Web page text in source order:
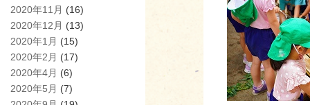
2020年11月 (16)
2020年12月 (13)
2020年1月 (15)
2020年2月 (17)
2020年4月 (6)
2020年5月 (7)